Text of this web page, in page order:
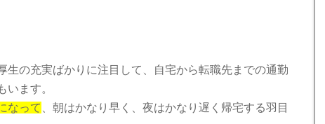
生の充実ばかりに注目して、自宅から転職先までの通勤
います。
なって
、朝はかなり早く、夜はかなり遅く帰宅する羽目